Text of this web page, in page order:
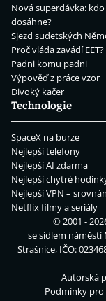
Nová superdávka:
dosáhne?
Sjezd sudetských
Proč vláda zavádí EET?
Padni komu padni
Výpověď z práce vzor
Divoký kačer
Technologie
SpaceX na burze
Nejlepší telefony
Nejlepší AI zdarma
Nejlepší chytré
Nejlepší VPN –
Netflix filmy a seriály
© 2001 -
se sídlem náměstí
Strašnice, IČO:
Autorská
Podmínky